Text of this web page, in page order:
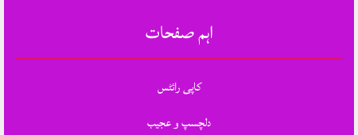
اہم صفحات
کاپی رائٹس
دلچسپ و عجیب